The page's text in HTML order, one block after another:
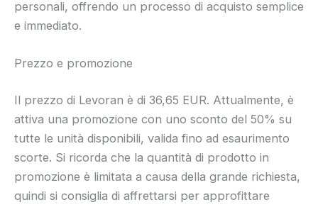
personali, offrendo un processo di acquisto semplice
e immediato.
Prezzo e promozione
Il prezzo di Levoran è di 36,65 EUR. Attualmente, è
attiva una promozione con uno sconto del 50% su
tutte le unità disponibili, valida fino ad esaurimento
scorte. Si ricorda che la quantità di prodotto in
promozione è limitata a causa della grande richiesta,
quindi si consiglia di affrettarsi per approfittare